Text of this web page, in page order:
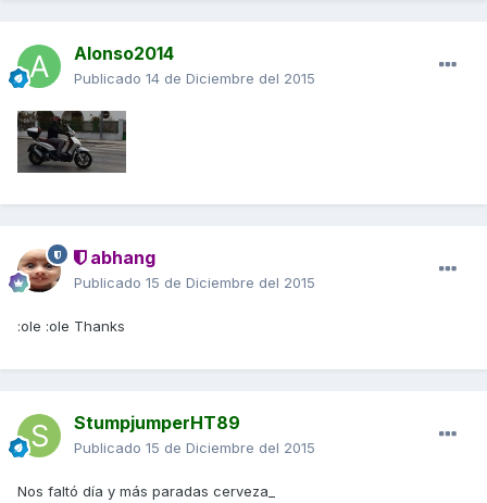
Alonso2014
Publicado 14 de Diciembre del 2015
abhang
Publicado 15 de Diciembre del 2015
:ole :ole Thanks
StumpjumperHT89
Publicado 15 de Diciembre del 2015
Nos faltó día y más paradas cerveza_